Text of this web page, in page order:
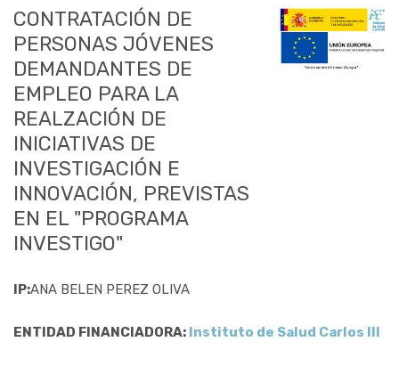
ACCESO PERSONAL
CONTRATACIÓN DE
PERSONAS JÓVENES
DEMANDANTES DE
EMPLEO PARA LA
REALZACIÓN DE
INICIATIVAS DE
INVESTIGACIÓN E
INNOVACIÓN, PREVISTAS
EN EL "PROGRAMA
INVESTIGO"
IP:ANA BELEN PEREZ OLIVA
ENTIDAD FINANCIADORA: Instituto de Salud Carlos III